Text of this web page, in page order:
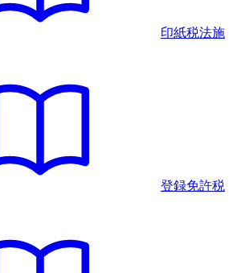
印紙税法施
登録免許税